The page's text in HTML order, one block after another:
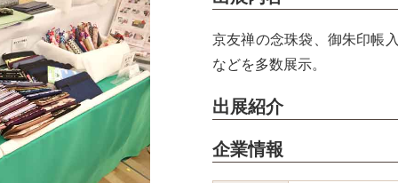
京友禅の念珠袋、御朱印帳
などを多数展示。
出展紹介
企業情報